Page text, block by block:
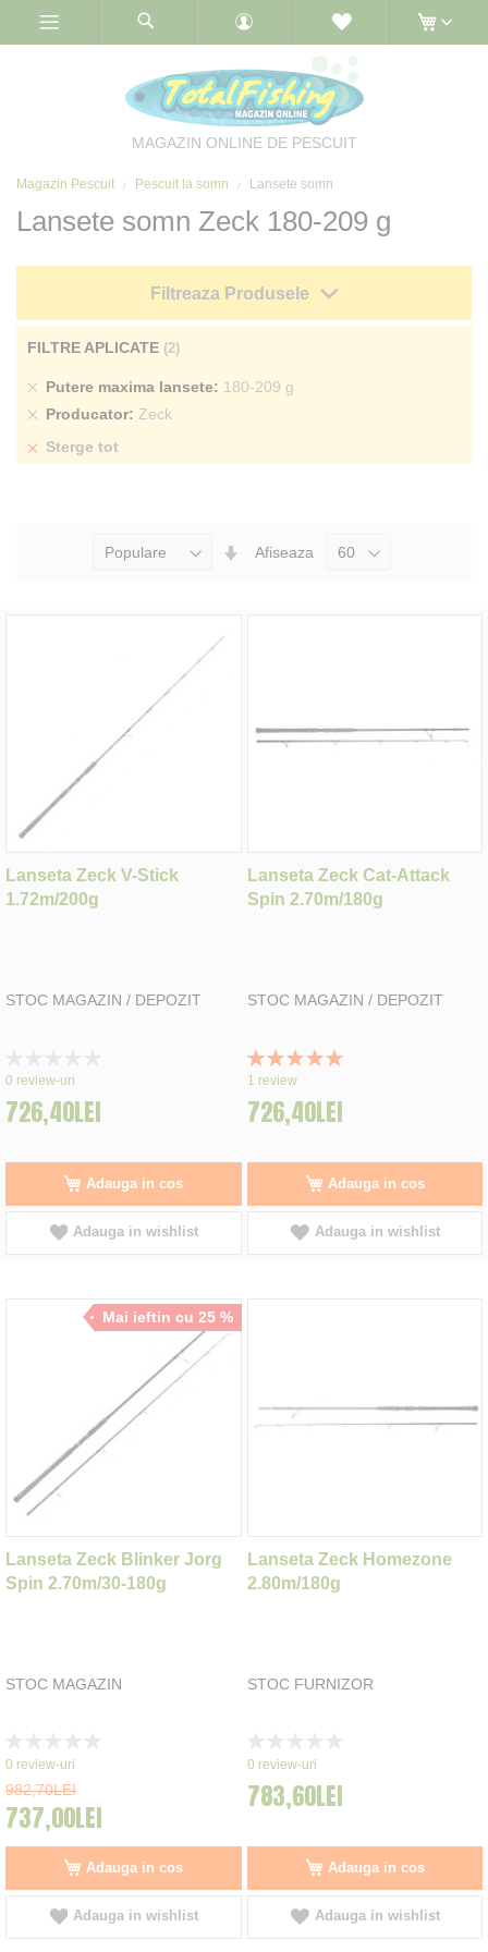
MAGAZIN ONLINE DE PESCUIT
Magazin Pescuit Pescuit la somn Lansete somn
Lansete somn Zeck 180-209 g
Seteaza
Afiseaza
Lanseta Zeck V-Stick
1.72m/200g
STOC MAGAZIN / DEPOZIT
0%
0 review-uri
726,40LEI
Adauga in cos
Adauga in wishlist
Lanseta Zeck Cat-Attack
Spin 2.70m/180g
STOC MAGAZIN / DEPOZIT
Rating:
100%
1 review
726,40LEI
Adauga in cos
Adauga in wishlist
Mai ieftin cu 25 %
Lanseta Zeck Blinker Jorg
Spin 2.70m/30-180g
STOC MAGAZIN
0%
0 review-uri
982,70LEI
737,00LEI
Adauga in cos
Adauga in wishlist
Lanseta Zeck Homezone
2.80m/180g
STOC FURNIZOR
0%
0 review-uri
783,60LEI
Adauga in cos
Adauga in wishlist
Filtreaza Produsele
FILTRE APLICATE
Putere maxima lansete 180-209 g
Sterge
produs
Producator Zeck
Sterge
Sterge tot